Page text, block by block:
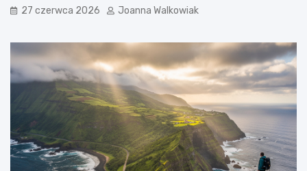
27 czerwca 2026 Joanna Walkowiak